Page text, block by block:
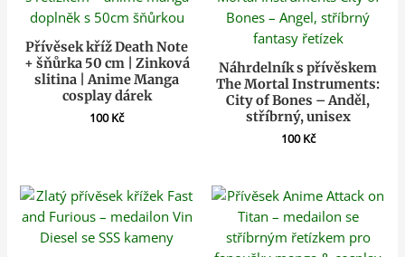
Přívěsek kříž Death Note
+ šňůrka 50 cm | Zinková
slitina | Anime Manga
cosplay dárek
100Kč
Náhrdelník s přívěskem
The Mortal Instruments:
City of Bones – Anděl,
stříbrný, unisex
100Kč